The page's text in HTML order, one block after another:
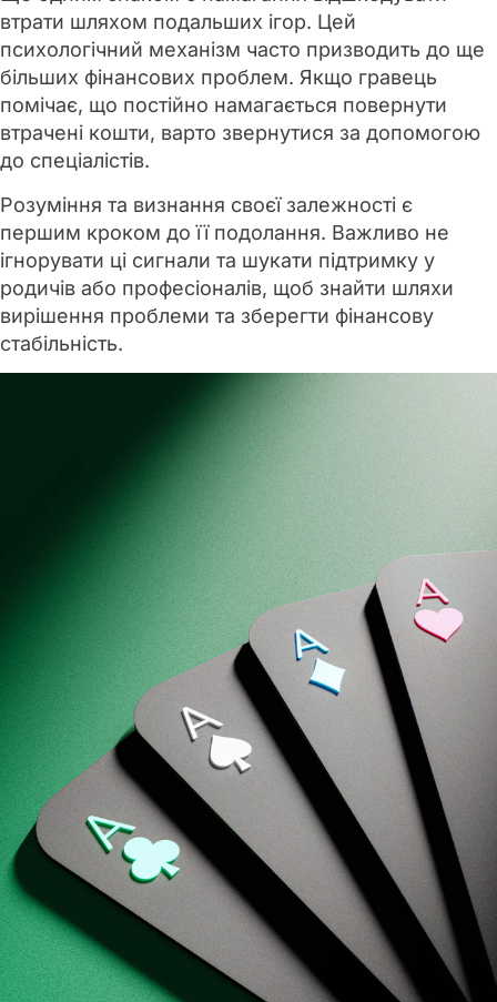
втрати шляхом подальших ігор. Цей
психологічний механізм часто призводить до ще
більших фінансових проблем. Якщо гравець
помічає, що постійно намагається повернути
втрачені кошти, варто звернутися за допомогою
до спеціалістів.
Розуміння та визнання своєї залежності є
першим кроком до її подолання. Важливо не
ігнорувати ці сигнали та шукати підтримку у
родичів або професіоналів, щоб знайти шляхи
вирішення проблеми та зберегти фінансову
стабільність.